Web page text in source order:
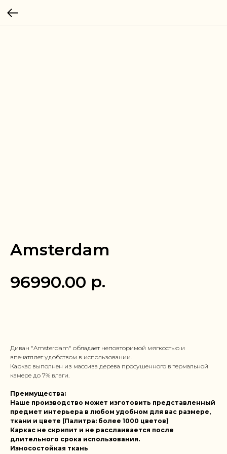
Amsterdam
96990.00 р.
Диван "Amsterdam" обладает неповторимой мягкостью и
впечатляет удобством в использовании.
Каркас выполнен из массива дерева просушенного в термальной
камере до 7% влаги.
Преимущества:
Наше производство может изготовить представленный
предмет интерьера в любом удобном для вас размере,
ткани и цвете (Палитра: более 1000 цветов)
Каркас не скрипит и не расслаивается после
длительного срока использования.
Износостойкая ткань